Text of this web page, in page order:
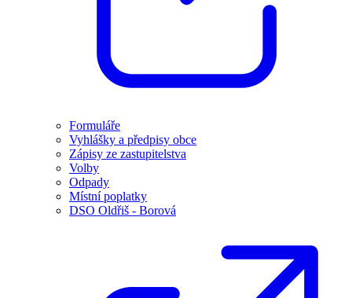
Formuláře
Vyhlášky a předpisy obce
Zápisy ze zastupitelstva
Volby
Odpady
Místní poplatky
DSO Oldřiš - Borová